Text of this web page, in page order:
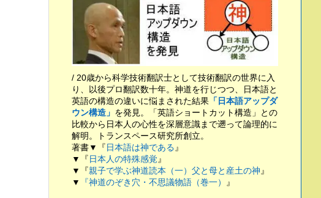
/ 20歳から科学技術翻訳士として技術翻訳の世界に入
り、以後プロ翻訳数十年。神道を行じつつ、日本語と
英語の構造の違いに悩まされた結果 「日本語アップダ
ウン構造」 を発見。「英語ショートカット構造」との
比較から日本人の心性を深層意識まで遡って論理的に
解明。トランスペース研究所創立。
著書▼『日本語は神である 』
▼『日本人の特殊感覚 』
▼『親子で学ぶ神道読本（一）父と母と産土の神 』
▼
『神道のぞき穴・不思議物語（巻一） 』